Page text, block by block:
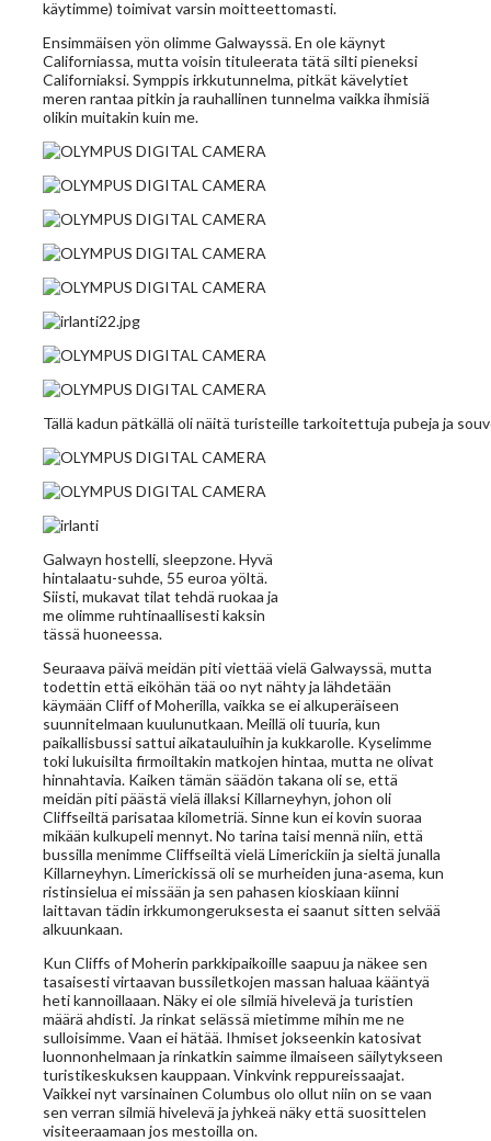
käytimme) toimivat varsin moitteettomasti.
Ensimmäisen yön olimme Galwayssä. En ole käynyt
Californiassa, mutta voisin tituleerata tätä silti pieneksi
Californiaksi. Symppis irkkutunnelma, pitkät kävelytiet
meren rantaa pitkin ja rauhallinen tunnelma vaikka ihmisiä
olikin muitakin kuin me.
Tällä kadun pätkällä oli näitä turisteille tarkoitettuja pubeja ja
Galwayn hostelli, sleepzone. Hyvä
hintalaatu-suhde, 55 euroa yöltä.
Siisti, mukavat tilat tehdä ruokaa ja
me olimme ruhtinaallisesti kaksin
tässä huoneessa.
Seuraava päivä meidän piti viettää vielä Galwayssä, mutta
todettin että eiköhän tää oo nyt nähty ja lähdetään
käymään Cliff of Moherilla, vaikka se ei alkuperäiseen
suunnitelmaan kuulunutkaan. Meillä oli tuuria, kun
paikallisbussi sattui aikatauluihin ja kukkarolle. Kyselimme
toki lukuisilta firmoiltakin matkojen hintaa, mutta ne olivat
hinnahtavia. Kaiken tämän säädön takana oli se, että
meidän piti päästä vielä illaksi Killarneyhyn, johon oli
Cliffseiltä parisataa kilometriä. Sinne kun ei kovin suoraa
mikään kulkupeli mennyt. No tarina taisi mennä niin, että
bussilla menimme Cliffseiltä vielä Limerickiin ja sieltä junalla
Killarneyhyn. Limerickissä oli se murheiden juna-asema, kun
ristinsielua ei missään ja sen pahasen kioskiaan kiinni
laittavan tädin irkkumongeruksesta ei saanut sitten selvää
alkuunkaan.
Kun Cliffs of Moherin parkkipaikoille saapuu ja näkee sen
tasaisesti virtaavan bussiletkojen massan haluaa kääntyä
heti kannoillaaan. Näky ei ole silmiä hivelevä ja turistien
määrä ahdisti. Ja rinkat selässä mietimme mihin me ne
sulloisimme. Vaan ei hätää. Ihmiset jokseenkin katosivat
luonnonhelmaan ja rinkatkin saimme ilmaiseen säilytykseen
turistikeskuksen kauppaan. Vinkvink reppureissaajat.
Vaikkei nyt varsinainen Columbus olo ollut niin on se vaan
sen verran silmiä hivelevä ja jyhkeä näky että suosittelen
visiteeraamaan jos mestoilla on.